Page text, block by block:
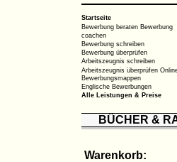
Startseite
Bewerbung beraten Bewerbung
coachen
Bewerbung schreiben
Bewerbung überprüfen
Arbeitszeugnis schreiben
Arbeitszeugnis überprüfen
Bewerbungsmappen
Englische Bewerbungen
Alle Leistungen & Preise
BÜCHER &
Warenkorb: